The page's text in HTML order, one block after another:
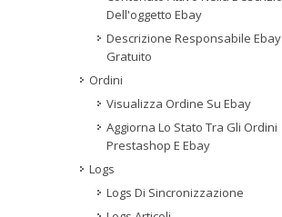
Dell'oggetto Ebay
Descrizione Responsabile Ebay
Gratuito
Ordini
Visualizza Ordine Su Ebay
Aggiorna Lo Stato Tra Gli Ordini
Prestashop E Ebay
Logs
Logs Di Sincronizzazione